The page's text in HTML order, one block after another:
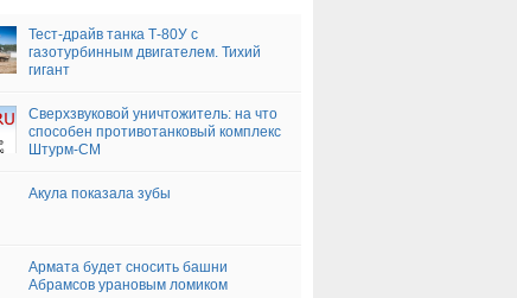
Тест-драйв танка Т-80У с
газотурбинным двигателем. Тихий
гигант
Сверхзвуковой уничтожитель: на что
способен противотанковый комплекс
Штурм-СМ
Акула показала зубы
Армата будет сносить башни
Абрамсов урановым ломиком